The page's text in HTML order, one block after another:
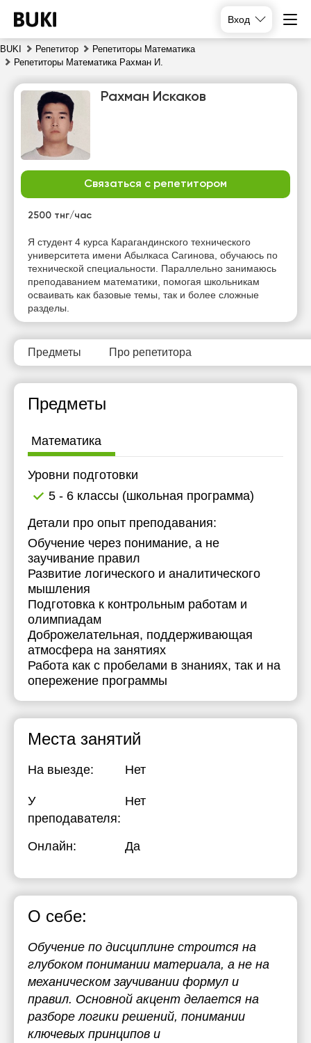
Вход
BUKI Репетитор
Репетиторы Математика
Репетиторы Математика Рахман И.
Рахман Искаков
Связаться с репетитором
2500 тнг/час
Я студент 4 курса Карагандинского технического
университета имени Абылкаса Сагинова, обучаюсь по
технической специальности. Параллельно занимаюсь
преподаванием математики, помогая школьникам
осваивать как базовые темы, так и более сложные
разделы.
Предметы Про репетитора
Предметы
Математика
Уровни подготовки
5 - 6 классы (школьная программа)
Детали про опыт преподавания:
Обучение через понимание, а не
заучивание правил
Развитие логического и аналитического
мышления
Подготовка к контрольным работам и
олимпиадам
Доброжелательная, поддерживающая
атмосфера на занятиях
Работа как с пробелами в знаниях, так и на
опережение программы
Места занятий
На выезде: Нет
У
преподавателя:
Нет
Онлайн: Да
О себе:
Обучение по дисциплине строится на
глубоком понимании материала, а не на
механическом заучивании формул и
правил. Основной акцент делается на
разборе логики решений, понимании
ключевых принципов и
вс
пн
16:00
16:30
17:00
17:30
18:00
19:00
20:00
20:30
10:00
10:30
11:00
11:30
12:00
13:00
14:00
14:30
16:00
17:30
18:00
19:00
19:30
20:00
20:30
21:00
Нет
свободных
часов
свободных
часов